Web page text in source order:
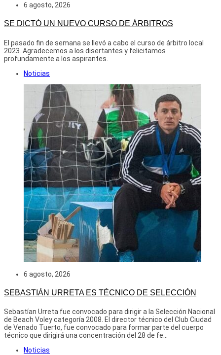
6 agosto, 2026
SE DICTÓ UN NUEVO CURSO DE ÁRBITROS
El pasado fin de semana se llevó a cabo el curso de árbitro local
2023. Agradecemos a los disertantes y felicitamos
profundamente a los aspirantes.
Noticias
6 agosto, 2026
SEBASTIÁN URRETA ES TÉCNICO DE SELECCIÓN
Sebastían Urreta fue convocado para dirigir a la Selección Nacional
de Beach Voley categoría 2008. El director técnico del Club Ciudad
de Venado Tuerto, fue convocado para formar parte del cuerpo
técnico que dirigirá una concentración del 28 de fe...
Noticias